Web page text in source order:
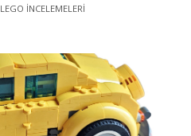
LEGO İNCELEMELERI